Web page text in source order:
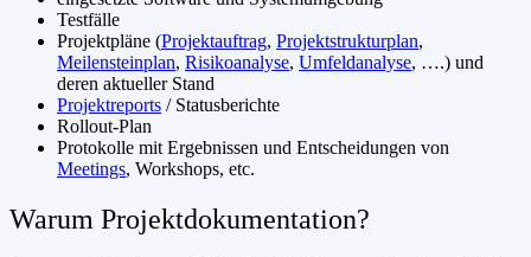
Testfälle
Projektpläne (Projektauftrag, Projektstrukturplan,
Meilensteinplan, Risikoanalyse, Umfeldanalyse, ….) und
deren aktueller Stand
Projektreports / Statusberichte
Rollout-Plan
Protokolle mit Ergebnissen und Entscheidungen von
Meetings, Workshops, etc.
Warum Projektdokumentation?